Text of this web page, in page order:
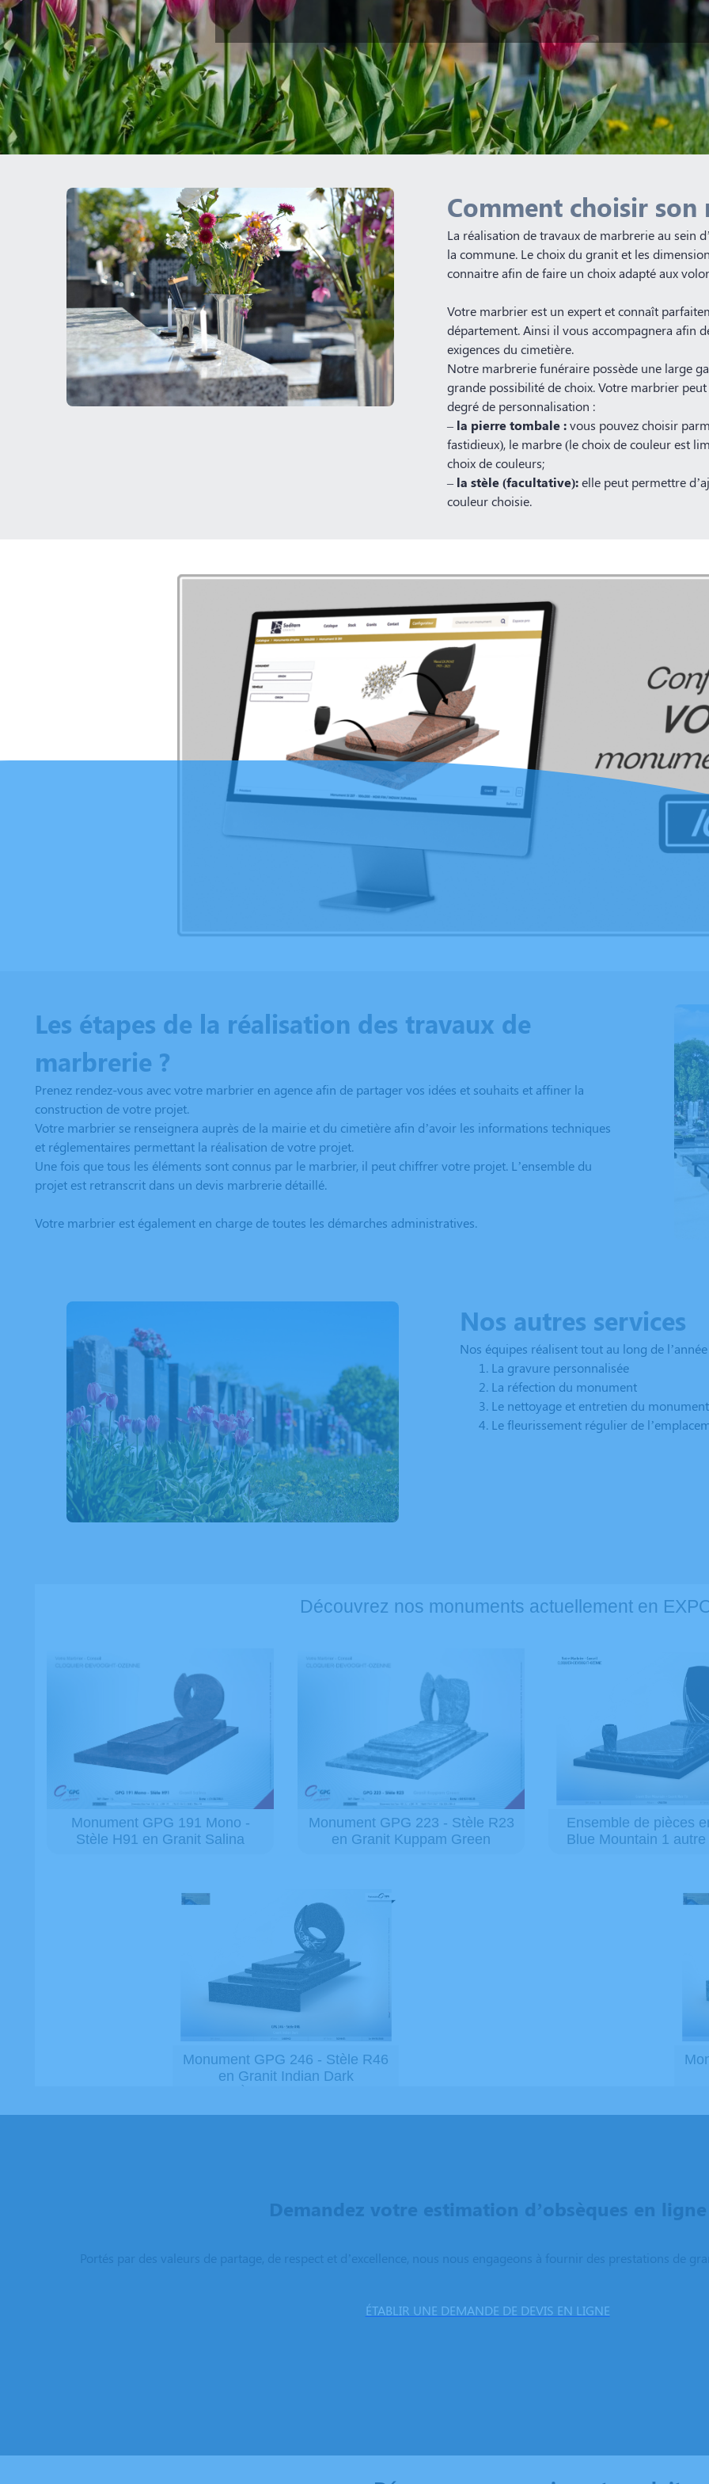
Comment choisir
La réalisation de travaux de marbrerie au sein
la commune. Le choix du granit et les
connaitre afin de faire un choix adapté aux
Votre marbrier est un expert et connaît
département. Ainsi il vous accompagnera afin
exigences du cimetière.
Notre marbrerie funéraire possède une large
grande possibilité de choix. Votre marbrier
degré de personnalisation :
– la pierre tombale :vous pouvez choisir
fastidieux), le marbre (le choix de couleur est
choix de couleurs;
– la stèle (facultative):elle peut permettre
couleur choisie.
Les étapes de la réalisation des travaux de
marbrerie ?
Prenez rendez-vous avec votre marbrier en agence afin de partager vos idées et souhaits et affiner la
construction de votre projet.
Votre marbrier se renseignera auprès de la mairie et du cimetière afin d’avoir les informations techniques
et réglementaires permettant la réalisation de votre projet.
Une fois que tous les éléments sont connus par le marbrier, il peut chiffrer votre projet. L’ensemble du
projet est retranscrit dans un devis marbrerie détaillé.
Votre marbrier est également en charge de toutes les démarches administratives.
Nos autres services
Nos équipes réalisent tout au long de
La gravure personnalisée
La réfection du monument
Le nettoyage et entretien du monument
Le fleurissement régulier de
Demandez votre estimation d’obsèques en ligne
Portés par des valeurs de partage, de respect et d’excellence, nous nous engageons à fournir des prestations de
ÉTABLIR UNE DEMANDE DE DEVIS EN LIGNE